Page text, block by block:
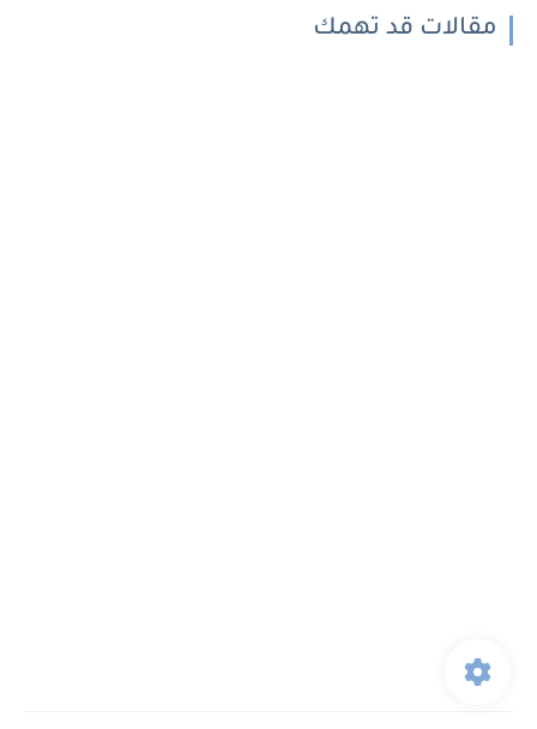
مقالات قد تهمك